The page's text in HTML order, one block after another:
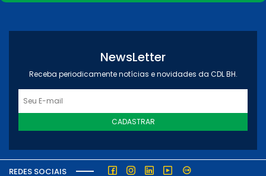
NewsLetter
Receba periodicamente notícias e novidades da CDL BH.
CADASTRAR
REDES SOCIAIS